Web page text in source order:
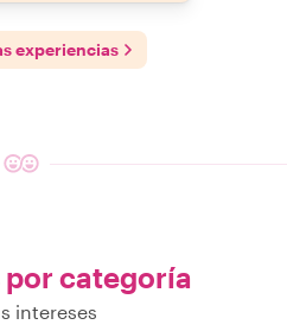
experiencias
por categoría
intereses